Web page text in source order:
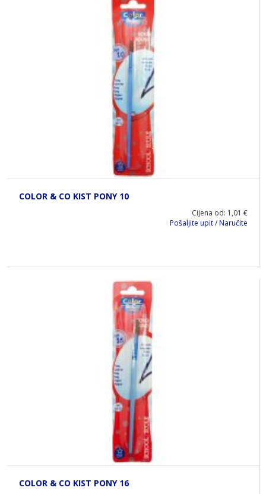
COLOR & CO KIST PONY 10
Cijena od: 1,01 €
Pošaljite upit / Naručite
COLOR & CO KIST PONY 16